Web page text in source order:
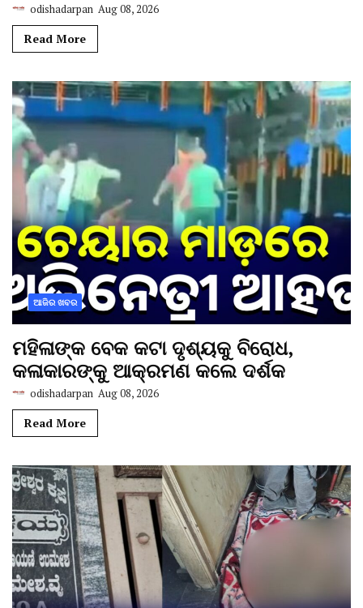
odishadarpan Aug 08, 2026
Read More
ଆଜିର ଖବର
ମହିଳାଙ୍କ ବେକ କଟା ଦୃଶ୍ୟକୁ ବିରୋଧ,
କଳାକାରଙ୍କୁ ଆକ୍ରମଣ କଲେ ଦର୍ଶକ
odishadarpan Aug 08, 2026
Read More